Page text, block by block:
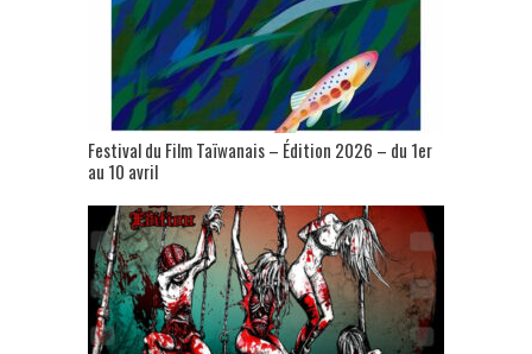
Festival du Film Taïwanais – Édition 2026 – du 1er
au 10 avril